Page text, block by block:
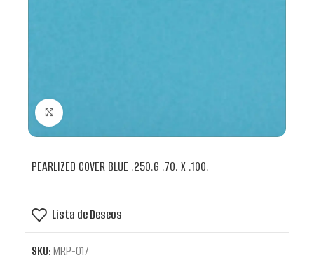
PEARLIZED COVER BLUE .250.G .70. X .100.
Lista de Deseos
SKU:MRP-017